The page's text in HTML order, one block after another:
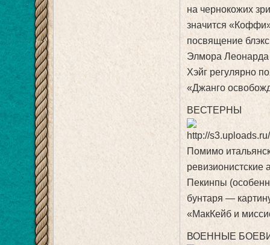
на чернокожих
значится
посвящение
Элмора
Хэйг регулярно
«Джанго
ВЕСТЕРНЫ
Помимо
Пекинпы
бунтаря —
«МакКейб и
ВОЕННЫЕ